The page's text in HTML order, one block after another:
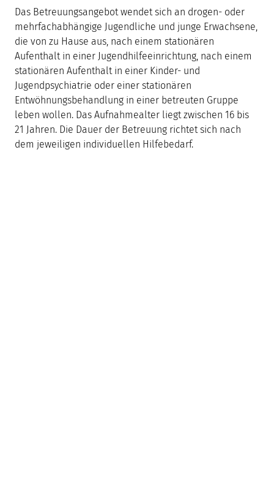
Das Betreuungsangebot wendet sich an drogen- oder
mehrfachabhängige Jugendliche und junge Erwachsene,
die von zu Hause aus, nach einem stationären
Aufenthalt in einer Jugendhilfeeinrichtung, nach einem
stationären Aufenthalt in einer Kinder- und
Jugendpsychiatrie oder einer stationären
Entwöhnungsbehandlung in einer betreuten Gruppe
leben wollen. Das Aufnahmealter liegt zwischen 16 bis
21 Jahren. Die Dauer der Betreuung richtet sich nach
dem jeweiligen individuellen Hilfebedarf.